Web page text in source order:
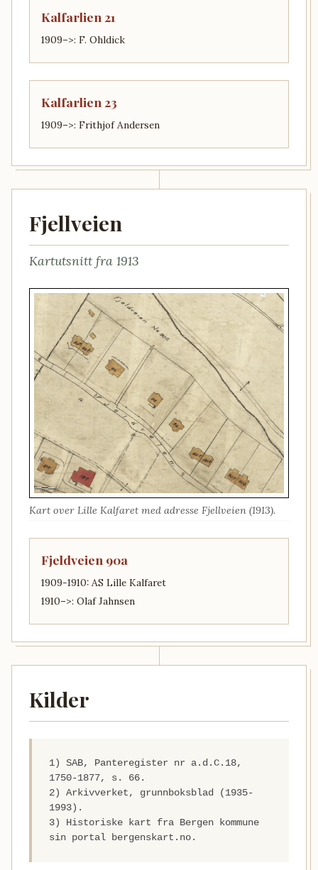
Kalfarlien 21
1909–>: F. Ohldick
Kalfarlien 23
1909–>: Frithjof Andersen
Fjellveien
Kartutsnitt fra 1913
Kart over Lille Kalfaret med adresse Fjellveien (1913).
Fjeldveien 90a
1909-1910: AS Lille Kalfaret
1910–>: Olaf Jahnsen
Kilder
1) SAB, Panteregister nr a.d.C.18,
1750-1877, s. 66.
2) Arkivverket, grunnboksblad (1935-
1993).
3) Historiske kart fra Bergen kommune
sin portal bergenskart.no.